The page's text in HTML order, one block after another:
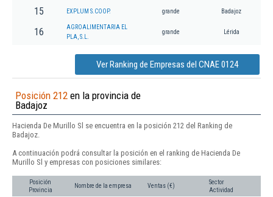
15 EXPLUM S.COOP. grande Badajoz
16
AGROALIMENTARIA EL
PLA, S.L.
grande Lérida
Ver Ranking de Empresas del CNAE 0124
Posición 212 en la provincia de
Badajoz
Hacienda De Murillo Sl se encuentra en la posición 212 del Ranking de
Badajoz.
A continuación podrá consultar la posición en el ranking de Hacienda De
Murillo Sl y empresas con posiciones similares:
Posición
Provincia
Nombre de la empresa Ventas (€)
Sector
Actividad